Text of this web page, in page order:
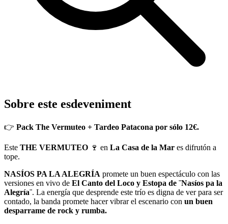
Sobre este esdeveniment
👉 Pack The Vermuteo + Tardeo Patacona por sólo 12€.
Este THE VERMUTEO 🍷 en La Casa de la Mar es difrutón a
tope.
NASÍOS PA LA ALEGRÍA promete un buen espectáculo con las
versiones en vivo de El Canto del Loco y Estopa de ¨Nasíos pa la
Alegría¨. La energía que desprende este trío es digna de ver para ser
contado, la banda promete hacer vibrar el escenario con un buen
desparrame de rock y rumba.